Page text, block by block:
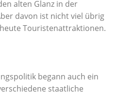
alten Glanz in der
davon ist nicht viel übrig
Touristenattraktionen.
begann auch ein
staatliche